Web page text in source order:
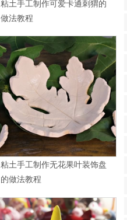
粘土手工制作可爱卡通刺猬的
做法教程
粘土手工制作无花果叶装饰盘
的做法教程